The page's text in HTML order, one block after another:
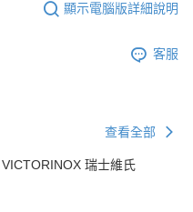
顯示電腦版詳細說明
客服
查看全部
VICTORINOX 瑞士維氏